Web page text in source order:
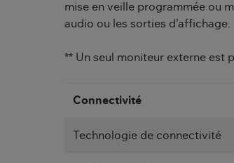
mise en veille programmée ou
audio ou les sorties d’affichage.
** Un seul moniteur externe est
Connectivité
Technologie de connectivité